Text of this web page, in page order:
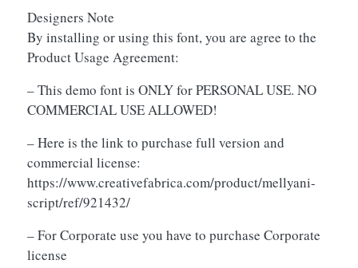
Designers Note
By installing or using this font, you are agree to the
Product Usage Agreement:
– This demo font is ONLY for PERSONAL USE. NO
COMMERCIAL USE ALLOWED!
– Here is the link to purchase full version and
commercial license:
https://www.creativefabrica.com/product/mellyani-
script/ref/921432/
– For Corporate use you have to purchase Corporate
license